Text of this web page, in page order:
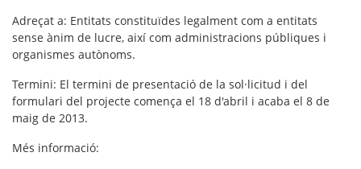
Adreçat a: Entitats constituïdes legalment com a entitats
sense ànim de lucre, així com administracions públiques i
organismes autònoms.
Termini: El termini de presentació de la sol·licitud i del
formulari del projecte comença el 18 d'abril i acaba el 8 de
maig de 2013.
Més informació: